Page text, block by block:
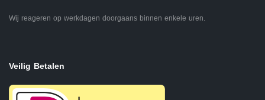
Wij reageren op werkdagen doorgaans binnen enkele uren.
Veilig Betalen